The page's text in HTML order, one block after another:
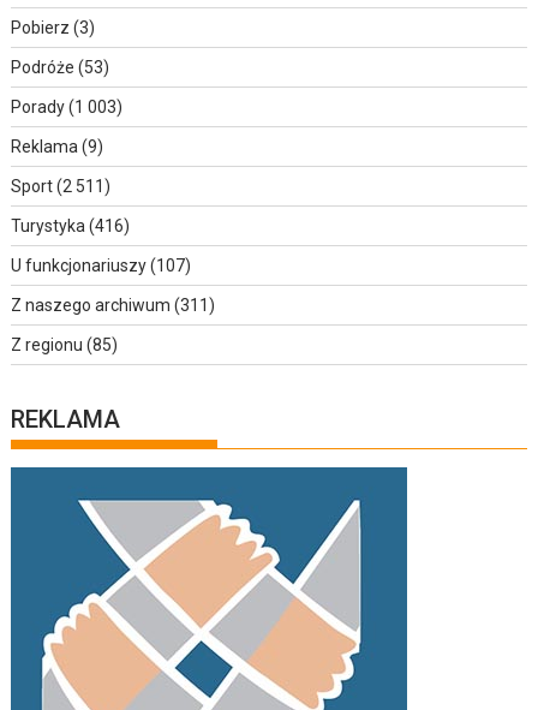
Pobierz (3)
Podróże (53)
Porady(1 003)
Reklama(9)
Sport(2 511)
Turystyka(416)
U funkcjonariuszy(107)
Z naszego archiwum (311)
Z regionu (85)
REKLAMA